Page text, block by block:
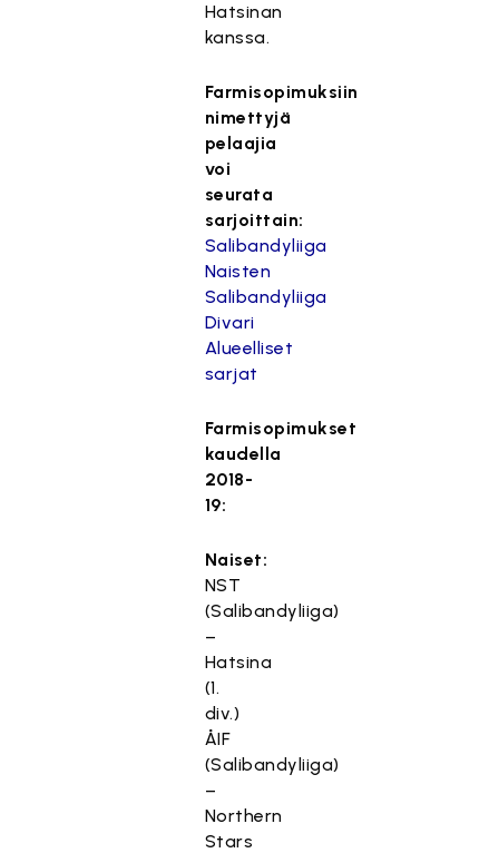
Hatsinan
kanssa.
Farmisopimuksiin
nimettyjä
pelaajia
voi
seurata
sarjoittain:
Salibandyliiga
Naisten
Salibandyliiga
Divari
Alueelliset
sarjat
Farmisopimukset
kaudella
2018-
19:
Naiset:
NST
(Salibandyliiga)
–
Hatsina
(1.
div.)
ÅIF
(Salibandyliiga)
–
Northern
Stars